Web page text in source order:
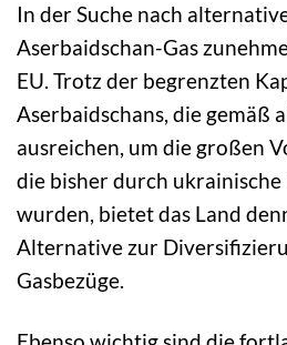
In der Suche nach
Aserbaidschan-Gas
EU. Trotz der begrenzten
Aserbaidschans, die gemäß
ausreichen, um die großen
die bisher durch
wurden, bietet das Land
Alternative zur
Gasbezüge.